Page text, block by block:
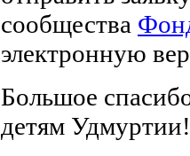
сообщества
электронную
Большое
детям Удмуртии!